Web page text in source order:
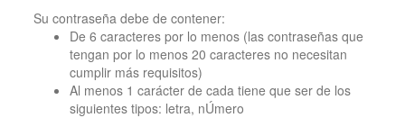
Su contraseña debe de contener:
De 6 caracteres por lo menos (las contraseñas que
tengan por lo menos 20 caracteres no necesitan
cumplir más requisitos)
Al menos 1 carácter de cada tiene que ser de los
siguientes tipos: letra, nÚmero